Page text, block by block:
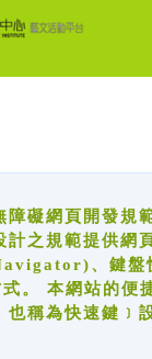
障礙網頁開發規
計之規範提供網
、鍵盤
。 本網站的便
也稱為快速鍵﹞